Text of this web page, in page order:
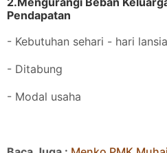
Pendapatan
- Kebutuhan sehari - hari lansia
- Ditabung
- Modal usaha